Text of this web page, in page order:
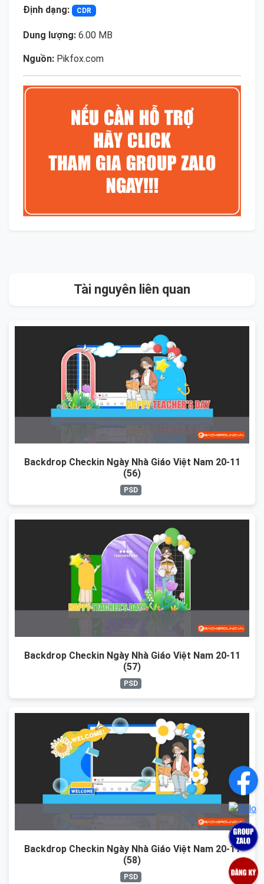
Định dạng: CDR
Dung lượng: 6.00 MB
Nguồn: Pikfox.com
Tài nguyên liên quan
Backdrop Checkin Ngày Nhà Giáo Việt Nam 20-11
(56)
PSD
Backdrop Checkin Ngày Nhà Giáo Việt Nam 20-11
(57)
PSD
Backdrop Checkin Ngày Nhà Giáo Việt Nam 20-11
(58)
PSD